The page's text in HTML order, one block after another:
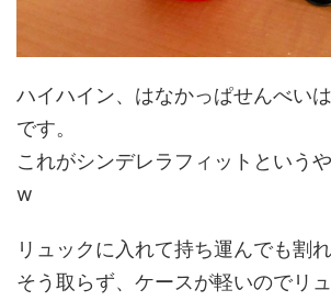
ハイハイン、はなかっぱせんべい
です。
これがシンデレラフィットという
w
リュックに入れて持ち運んでも割
そう取らず、ケースが軽いのでリ